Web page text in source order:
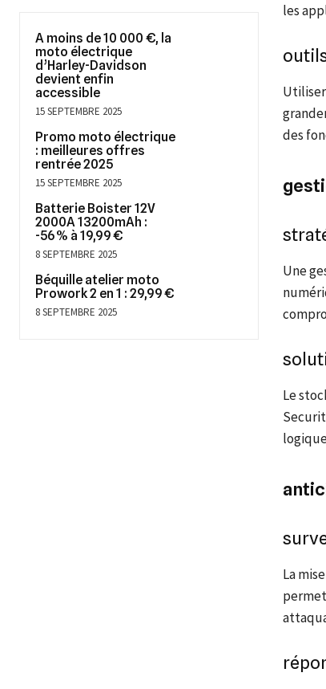
A moins de 10 000 €, la
moto électrique
d’Harley-Davidson
devient enfin
accessible
15 SEPTEMBRE 2025
Promo moto électrique
: meilleures offres
rentrée 2025
15 SEPTEMBRE 2025
Batterie Boister 12V
2000A 13200mAh :
-56 % à 19,99 €
8 SEPTEMBRE 2025
Béquille atelier moto
Prowork 2 en 1 : 29,99 €
8 SEPTEMBRE 2025
les
des
Une
Le
La